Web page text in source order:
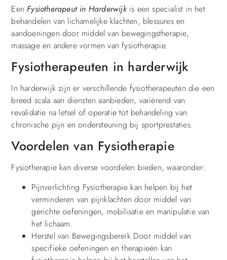
Een Fysiotherapeut in Harderwijkis een specialist in het
behandelen van lichamelijke klachten, blessures en
aandoeningen door middel van bewegingstherapie,
massage en andere vormen van fysiotherapie.
Fysiotherapeuten in harderwijk
In harderwijk zijn er verschillende fysiotherapeuten die een
breed scala aan diensten aanbieden, variërend van
revalidatie na letsel of operatie tot behandeling van
chronische pijn en ondersteuning bij sportprestaties.
Voordelen van Fysiotherapie
Fysiotherapie kan diverse voordelen bieden, waaronder:
Pijnverlichting Fysiotherapie kan helpen bij het
verminderen van pijnklachten door middel van
gerichte oefeningen, mobilisatie en manipulatie van
het lichaam.
Herstel van Bewegingsbereik Door middel van
specifieke oefeningen en therapieën kan